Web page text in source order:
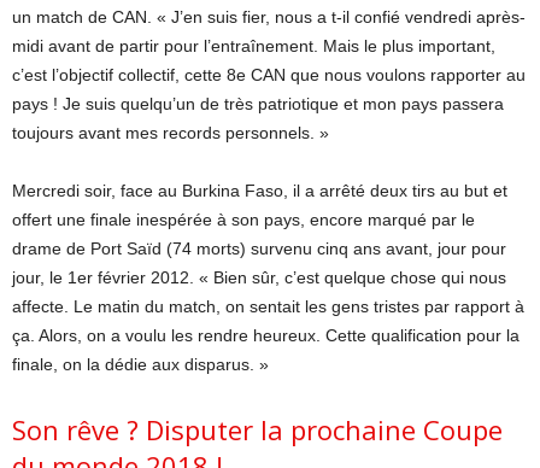
un match de CAN. « J’en suis fier, nous a t-il confié vendredi après-
midi avant de partir pour l’entraînement. Mais le plus important,
c’est l’objectif collectif, cette 8e CAN que nous voulons rapporter au
pays ! Je suis quelqu’un de très patriotique et mon pays passera
toujours avant mes records personnels. »
Mercredi soir, face au Burkina Faso, il a arrêté deux tirs au but et
offert une finale inespérée à son pays, encore marqué par le
drame de Port Saïd (74 morts) survenu cinq ans avant, jour pour
jour, le 1er février 2012. « Bien sûr, c’est quelque chose qui nous
affecte. Le matin du match, on sentait les gens tristes par rapport à
ça. Alors, on a voulu les rendre heureux. Cette qualification pour la
finale, on la dédie aux disparus. »
Son rêve ? Disputer la prochaine Coupe